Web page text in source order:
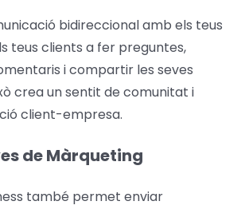
bidireccional amb els teus
teus clients a fer preguntes,
i compartir les seves
crea un sentit de comunitat i
client-empresa.
de Màrqueting
també permet enviar